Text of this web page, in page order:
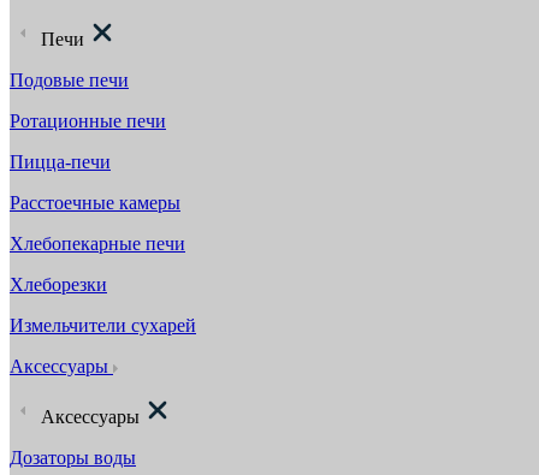
Печи
Подовые печи
Ротационные печи
Пицца-печи
Расстоечные камеры
Хлебопекарные печи
Хлеборезки
Измельчители сухарей
Аксессуары
Аксессуары
Дозаторы воды